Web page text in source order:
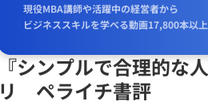
現役MBA講師や活躍中の経営者から
ビジネススキルを学べる動画17,800本以上
『シンプルで合理的な
リ ペライチ書評